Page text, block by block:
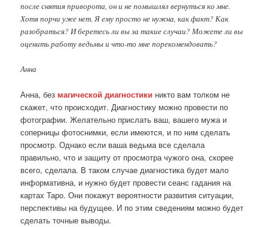
после снятия приворота, он и не помышлял вернуться ко мне.
Хотя порчи уже нет. Я ему просто не нужна, как факт? Как
разобраться? И беретесь ли вы за такие случаи? Можете ли вы
оценить работу ведьмы и что-то мне порекомендовать?
Анна
Анна, без магической диагностики никто вам толком не
скажет, что происходит. Диагностику можно провести по
фотографии. Желательно прислать ваш, вашего мужа и
соперницы фотоснимки, если имеются, и по ним сделать
просмотр. Однако если ваша ведьма все сделала
правильно, что и защиту от просмотра чужого она, скорее
всего, сделала. В таком случае диагностика будет мало
информативна, и нужно будет провести сеанс гадания на
картах Таро. Они покажут вероятности развития ситуации,
перспективы на будущее. И по этим сведениям можно будет
сделать точные выводы.